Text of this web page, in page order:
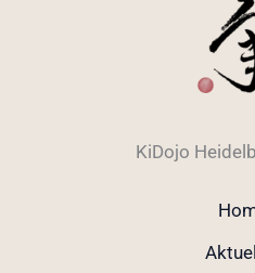
KiDojo